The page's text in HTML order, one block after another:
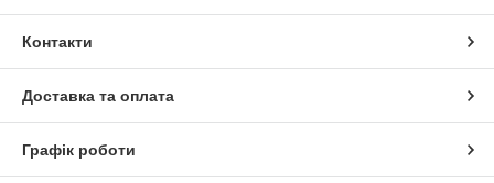
Контакти
Доставка та оплата
Графік роботи